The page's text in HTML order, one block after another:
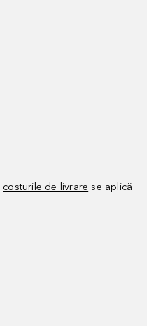
costurile de livrare se aplică